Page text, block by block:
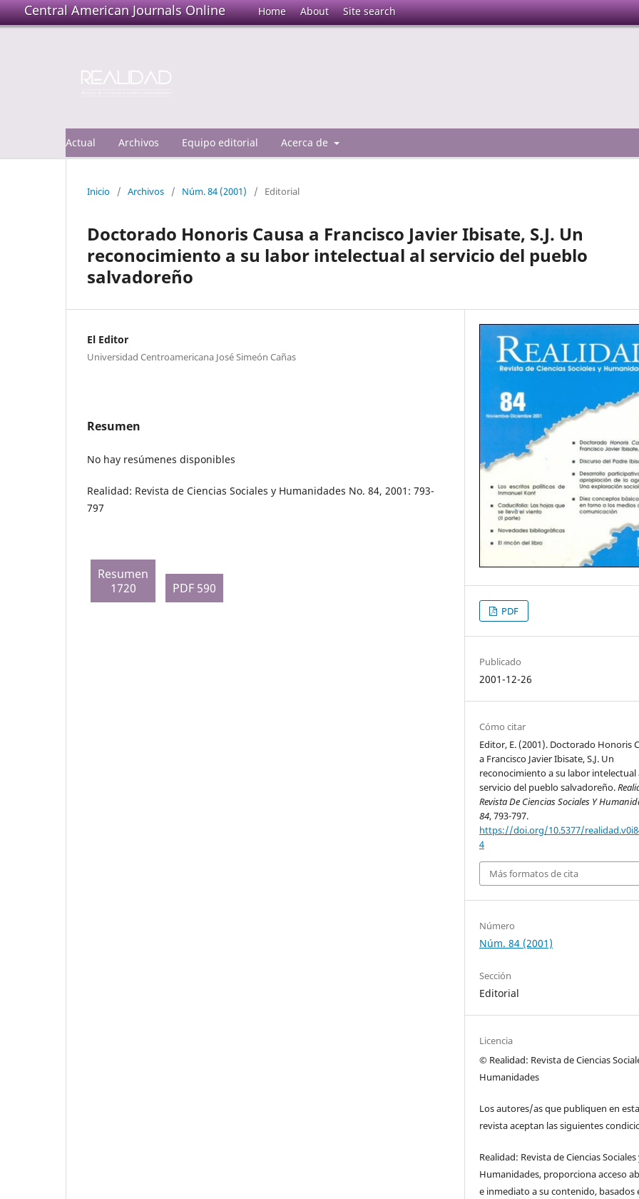
Central American Journals Online Home About Site search
Actual Archivos Equipo editorial Acerca de
Inicio / Archivos / Núm. 84 (2001) / Editorial
Doctorado Honoris Causa a Francisco Javier Ibisate, S.J. Un
reconocimiento a su labor intelectual al servicio del pueblo
salvadoreño
El Editor
Universidad Centroamericana José Simeón Cañas
Resumen
No hay resúmenes disponibles
Realidad: Revista de Ciencias Sociales y Humanidades No. 84, 2001: 793-
797
Resumen
1720
PDF 590
PDF
Publicado
2001-12-26
Cómo citar
Editor, E. (2001). Doctorado Honoris
a Francisco Javier Ibisate, S.J. Un
reconocimiento a su labor intelectual
servicio del pueblo salvadoreño.
Revista De Ciencias Sociales Y
84, 793-797.
https://doi.org/10.5377/
4
Más formatos de cita
Número
Núm. 84 (2001)
Sección
Editorial
Licencia
© Realidad: Revista de Ciencias
Humanidades
Los autores/as que publiquen en esta
revista aceptan las siguientes
Realidad: Revista de Ciencias Sociales
Humanidades, proporciona acceso
e inmediato a su contenido, basados